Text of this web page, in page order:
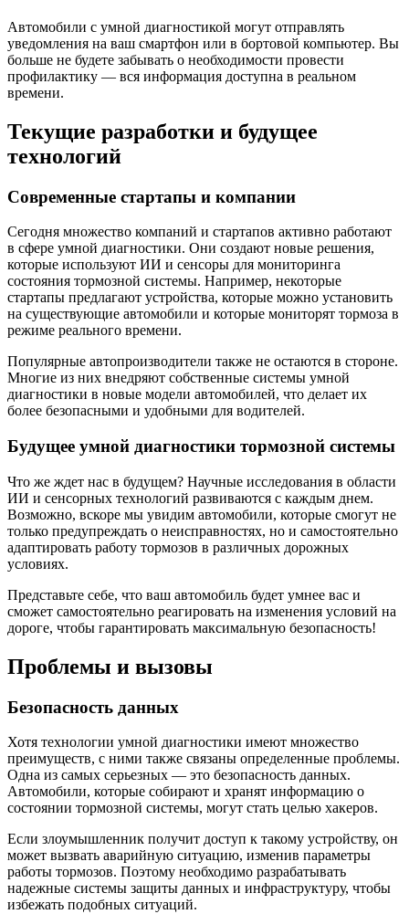
Автомобили с умной диагностикой могут отправлять
уведомления на ваш смартфон или в бортовой компьютер. Вы
больше не будете забывать о необходимости провести
профилактику — вся информация доступна в реальном
времени.
Текущие разработки и будущее
технологий
Современные стартапы и компании
Сегодня множество компаний и стартапов активно работают
в сфере умной диагностики. Они создают новые решения,
которые используют ИИ и сенсоры для мониторинга
состояния тормозной системы. Например, некоторые
стартапы предлагают устройства, которые можно установить
на существующие автомобили и которые мониторят тормоза в
режиме реального времени.
Популярные автопроизводители также не остаются в стороне.
Многие из них внедряют собственные системы умной
диагностики в новые модели автомобилей, что делает их
более безопасными и удобными для водителей.
Будущее умной диагностики тормозной системы
Что же ждет нас в будущем? Научные исследования в области
ИИ и сенсорных технологий развиваются с каждым днем.
Возможно, вскоре мы увидим автомобили, которые смогут не
только предупреждать о неисправностях, но и самостоятельно
адаптировать работу тормозов в различных дорожных
условиях.
Представьте себе, что ваш автомобиль будет умнее вас и
сможет самостоятельно реагировать на изменения условий на
дороге, чтобы гарантировать максимальную безопасность!
Проблемы и вызовы
Безопасность данных
Хотя технологии умной диагностики имеют множество
преимуществ, с ними также связаны определенные проблемы.
Одна из самых серьезных — это безопасность данных.
Автомобили, которые собирают и хранят информацию о
состоянии тормозной системы, могут стать целью хакеров.
Если злоумышленник получит доступ к такому устройству, он
может вызвать аварийную ситуацию, изменив параметры
работы тормозов. Поэтому необходимо разрабатывать
надежные системы защиты данных и инфраструктуру, чтобы
избежать подобных ситуаций.